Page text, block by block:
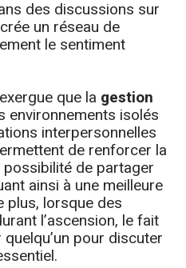
des discussions sur
un réseau de
le sentiment
que la gestion
environnements isolés
interpersonnelles
de renforcer la
de partager
ainsi à une meilleure
plus, lorsque des
l’ascension, le fait
pour discuter